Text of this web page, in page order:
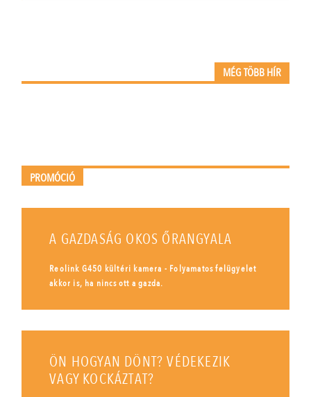
MÉG TÖBB HÍR
PROMÓCIÓ
A GAZDASÁG OKOS ŐRANGYALA
Reolink G450 kültéri kamera - Folyamatos felügyelet
akkor is, ha nincs ott a gazda.
ÖN HOGYAN DÖNT? VÉDEKEZIK
VAGY KOCKÁZTAT?